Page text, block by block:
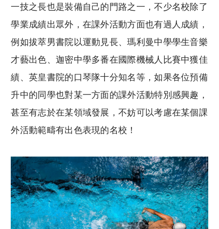
一技之長也是裝備自己的門路之一，不少名校除了
學業成績出眾外，在課外活動方面也有過人成績，
例如拔萃男書院以運動見長、瑪利曼中學學生音樂
才藝出色、迦密中學多番在國際機械人比賽中獲佳
績、英皇書院的口琴隊十分知名等，如果各位預備
升中的同學也對某一方面的課外活動特別感興趣，
甚至有志於在某領域發展，不妨可以考慮在某個課
外活動範疇有出色表現的名校！